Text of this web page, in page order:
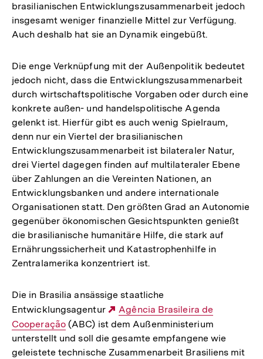
brasilianischen Entwicklungszusammenarbeit jedoch
insgesamt weniger finanzielle Mittel zur Verfügung.
Auch deshalb hat sie an Dynamik eingebüßt.
Die enge Verknüpfung mit der Außenpolitik bedeutet
jedoch nicht, dass die Entwicklungszusammenarbeit
durch wirtschaftspolitische Vorgaben oder durch eine
konkrete außen- und handelspolitische Agenda
gelenkt ist. Hierfür gibt es auch wenig Spielraum,
denn nur ein Viertel der brasilianischen
Entwicklungszusammenarbeit ist bilateraler Natur,
drei Viertel dagegen finden auf multilateraler Ebene
über Zahlungen an die Vereinten Nationen, an
Entwicklungsbanken und andere internationale
Organisationen statt. Den größten Grad an Autonomie
gegenüber ökonomischen Gesichtspunkten genießt
die brasilianische humanitäre Hilfe, die stark auf
Ernährungssicherheit und Katastrophenhilfe in
Zentralamerika konzentriert ist.
Die in Brasilia ansässige staatliche
Entwicklungsagentur
Externer
Link:
Agência Brasileira de
Cooperação(ABC) ist dem Außenministerium
unterstellt und soll die gesamte empfangene wie
geleistete technische Zusammenarbeit Brasiliens mit